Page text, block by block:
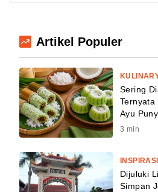
Artikel Populer
Sering
Ternyata
Ayu
3 min
Dijuluki
Simpan